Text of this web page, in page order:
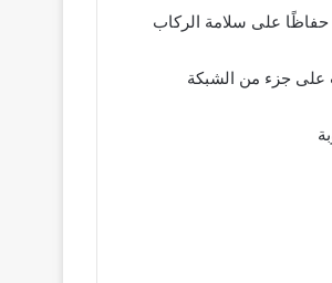
حفاظًا على سلامة الركاب
على جزء من الشبكة